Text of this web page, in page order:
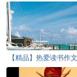
【精品】热爱读书作
篇